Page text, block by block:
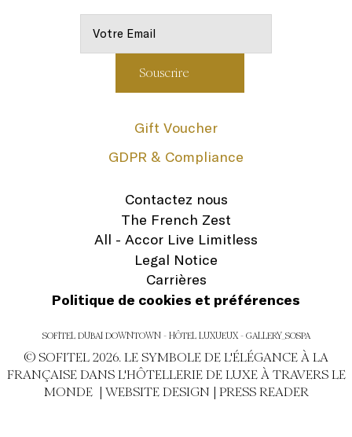
Gift Voucher
GDPR & Compliance
Contactez nous
The French Zest
All - Accor Live Limitless
Legal Notice
Carrières
Politique de cookies et préférences
SOFITEL DUBAI DOWNTOWN - HÔTEL LUXUEUX - GALLERY_SOSPA
© SOFITEL 2026. LE SYMBOLE DE L'ÉLÉGANCE À LA
FRANÇAISE DANS L'HÔTELLERIE DE LUXE À TRAVERS LE
MONDE | WEBSITE DESIGN | PRESS READER